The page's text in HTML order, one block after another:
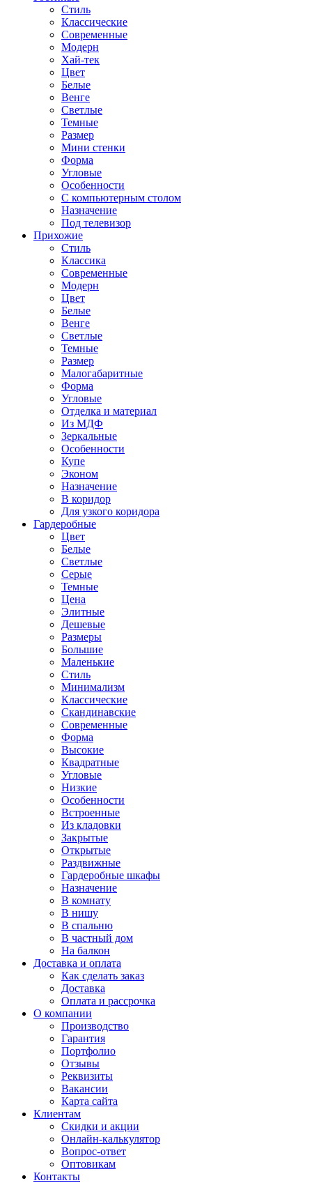
Стиль
Классические
Современные
Модерн
Хай-тек
Цвет
Белые
Венге
Светлые
Темные
Размер
Мини стенки
Форма
Угловые
Особенности
С компьютерным столом
Назначение
Под телевизор
Прихожие
Стиль
Классика
Современные
Модерн
Цвет
Белые
Венге
Светлые
Темные
Размер
Малогабаритные
Форма
Угловые
Отделка и материал
Из МДФ
Зеркальные
Особенности
Купе
Эконом
Назначение
В коридор
Для узкого коридора
Гардеробные
Цвет
Белые
Светлые
Серые
Темные
Цена
Элитные
Дешевые
Размеры
Большие
Маленькие
Стиль
Минимализм
Классические
Скандинавские
Современные
Форма
Высокие
Квадратные
Угловые
Низкие
Особенности
Встроенные
Из кладовки
Закрытые
Открытые
Раздвижные
Гардеробные шкафы
Назначение
В комнату
В нишу
В спальню
В частный дом
На балкон
Доставка и оплата
Как сделать заказ
Доставка
Оплата и рассрочка
О компании
Производство
Гарантия
Портфолио
Отзывы
Реквизиты
Вакансии
Карта сайта
Клиентам
Скидки и акции
Онлайн-калькулятор
Вопрос-ответ
Оптовикам
Контакты